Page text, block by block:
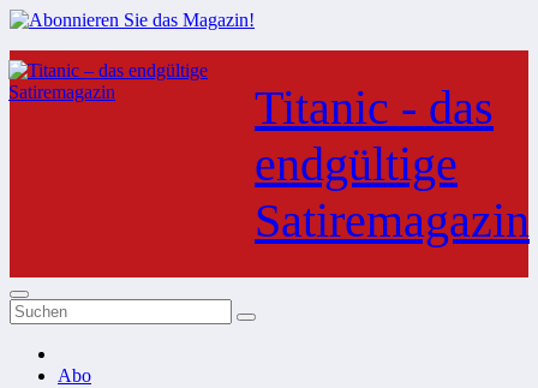
Zum
Inhalt
springen
Titanic - das
endgültige
Satiremagazin
Abo